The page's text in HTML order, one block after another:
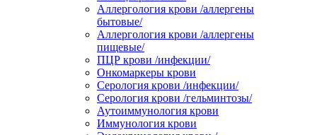
Аллергология крови /аллергены
бытовые/
Аллергология крови /аллергены
пищевые/
ПЦР крови /инфекции/
Онкомаркеры крови
Серология крови /инфекции/
Серология крови /гельминтозы/
Аутоиммунология крови
Иммунология крови